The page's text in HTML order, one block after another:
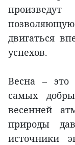
произведут
двигаться
успехов.
Весна – это
самых
весенней
природы
источники